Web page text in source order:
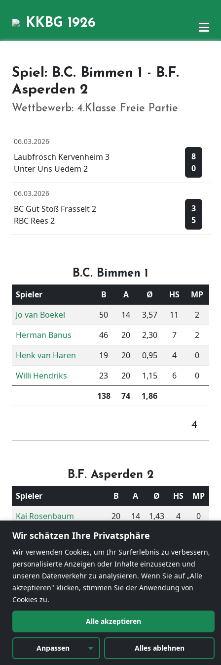
Wir schätzen Ihre Privatsphäre
Wir verwenden Cookies, um Ihr Surferlebnis zu verbessern,
personalisierte Anzeigen oder Inhalte einzusetzen und
unseren Datenverkehr zu analysieren. Wenn Sie auf „Alle
akzeptieren" klicken, stimmen Sie der Anwendung von
Cookies zu.
Anpassen Alles ablehnen
Alle akzeptieren
KKBG 1926
Spiel: B.C. Bimmen 1 - B.F.
Asperden 2
Wettbewerb: 4.Klasse Freie Partie
06.03.2026
Laubfrosch Kervenheim 3
Unter Uns Uedem 2
8
0
06.03.2026
BC Gut Stoß Frasselt 2
RBC Rees 2
3
5
B.C. Bimmen 1
Spieler B A Ø HS
MP
Jo van Boekel
50 14 3,57 11
2
Herman Banus
46 20 2,30 7
2
Henk van Haren
19 20 0,95 4
0
Willi Hendriks
23 20 1,15 6
0
138
74 1,86
4
B.F. Asperden 2
Spieler B A Ø HS
MP
Kai Rosenbaum
20 14 1,43 4
0
Hubert Arts
38 20 1,90
Heinz Peter Bockhorn
22 20 1,10 5
2
Jakob Janssen
31 20 1,55 9
2